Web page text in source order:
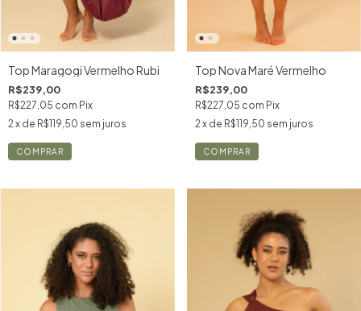
Top Maragogi Vermelho Rubi
R$239,00
R$227,05 com Pix
2 x de R$119,50 sem juros
COMPRAR
Top Nova Maré Vermelho
R$239,00
R$227,05 com Pix
2 x de R$119,50 sem juros
COMPRAR